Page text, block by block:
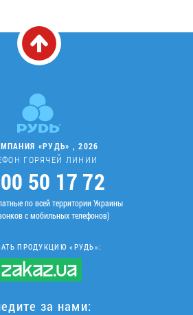
«РУДЬ» , 2026
ГОРЯЧЕЙ ЛИНИИ
50 17 72
по всей территории Украины
с мобильных телефонов)
ПРОДУКЦИЮ «РУДЬ»:
за нами: